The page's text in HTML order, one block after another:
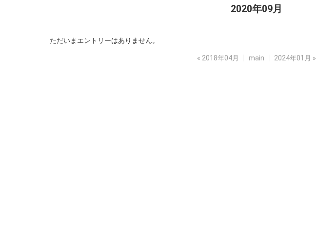
2020年09月
ただいまエントリーはありません。
« 2018年04月 main 2024年01月 »